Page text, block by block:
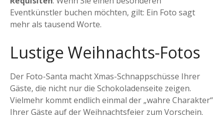
Eventkünstler buchen möchten, gilt: Ein Foto sagt
mehr als tausend Worte.
Lustige Weihnachts-Fotos
Der Foto-Santa macht Xmas-Schnappschüsse Ihrer
Gäste, die nicht nur die Schokoladenseite zeigen.
Vielmehr kommt endlich einmal der „wahre Charakter“
Ihrer Gäste auf der Weihnachtsfeier zum Vorschein.